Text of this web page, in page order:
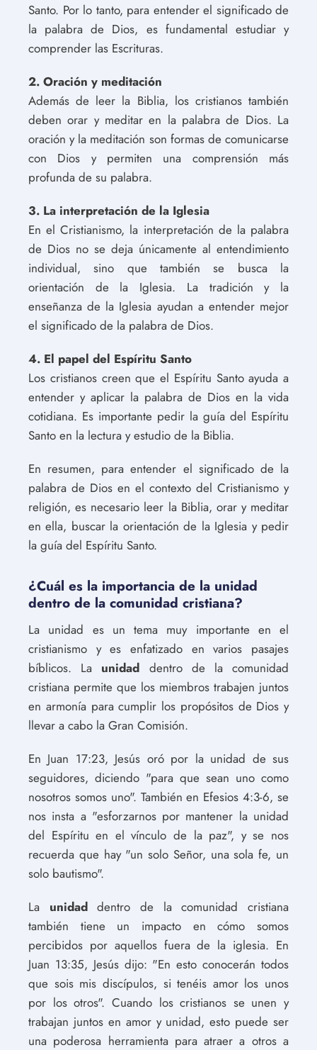
Santo. Por lo tanto, para entender el significado de
la palabra de Dios, es fundamental estudiar y
comprender las Escrituras.
2. Oración y meditación
Además de leer la Biblia, los cristianos también
deben orar y meditar en la palabra de Dios. La
oración y la meditación son formas de comunicarse
con Dios y permiten una comprensión más
profunda de su palabra.
3. La interpretación de la Iglesia
En el Cristianismo, la interpretación de la palabra
de Dios no se deja únicamente al entendimiento
individual, sino que también se busca la
orientación de la Iglesia. La tradición y la
enseñanza de la Iglesia ayudan a entender mejor
el significado de la palabra de Dios.
4. El papel del Espíritu Santo
Los cristianos creen que el Espíritu Santo ayuda a
entender y aplicar la palabra de Dios en la vida
cotidiana. Es importante pedir la guía del Espíritu
Santo en la lectura y estudio de la Biblia.
En resumen, para entender el significado de la
palabra de Dios en el contexto del Cristianismo y
religión, es necesario leer la Biblia, orar y meditar
en ella, buscar la orientación de la Iglesia y pedir
la guía del Espíritu Santo.
¿Cuál es la importancia de la unidad
dentro de la comunidad cristiana?
La unidad es un tema muy importante en el
cristianismo y es enfatizado en varios pasajes
bíblicos. La unidad dentro de la comunidad
cristiana permite que los miembros trabajen juntos
en armonía para cumplir los propósitos de Dios y
llevar a cabo la Gran Comisión.
En Juan 17:23, Jesús oró por la unidad de sus
seguidores, diciendo "para que sean uno como
nosotros somos uno". También en Efesios 4:3-6, se
nos insta a "esforzarnos por mantener la unidad
del Espíritu en el vínculo de la paz", y se nos
recuerda que hay "un solo Señor, una sola fe, un
solo bautismo".
La unidaddentro de la comunidad cristiana
también tiene un impacto en cómo somos
percibidos por aquellos fuera de la iglesia. En
Juan 13:35, Jesús dijo: "En esto conocerán todos
que sois mis discípulos, si tenéis amor los unos
por los otros". Cuando los cristianos se unen y
trabajan juntos en amor y unidad, esto puede ser
una poderosa herramienta para atraer a otros a